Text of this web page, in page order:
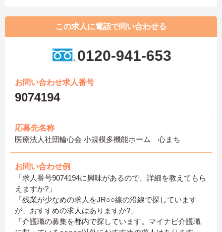
この求人に電話で問い合わせる
0120-941-653
お問い合わせ求人番号
9074194
応募先名称
医療法人社団輪心会 小規模多機能ホーム 心まち
お問い合わせ例
「求人番号9074194に興味があるので、詳細を教えてもら
えますか?」
「残業が少なめの求人をJR○○線の沿線で探しています
が、おすすめの求人はありますか?」
「介護職の募集を都内で探しています。マイナビ介護職